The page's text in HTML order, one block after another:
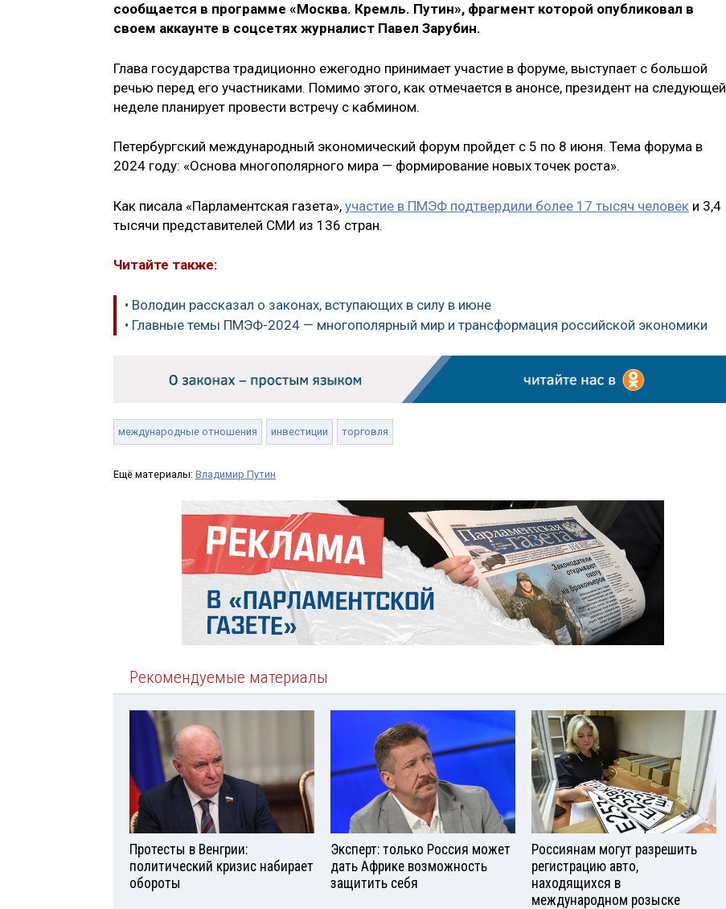
сообщается в программе «Москва. Кремль. Путин», фрагмент которой опубликовал в
своем аккаунте в соцсетях журналист Павел Зарубин.
Глава государства традиционно ежегодно принимает участие в форуме, выступает с большой
речью перед его участниками. Помимо этого, как отмечается в анонсе, президент на следующей
неделе планирует провести встречу с кабмином.
Петербургский международный экономический форум пройдет с 5 по 8 июня. Тема форума в
2024 году: «Основа многополярного мира — формирование новых точек роста».
Как писала «Парламентская газета», участие в ПМЭФ подтвердили более 17 тысяч человек и 3,4
тысячи представителей СМИ из 136 стран.
Читайте также:
• Володин рассказал о законах, вступающих в силу в июне
• Главные темы ПМЭФ-2024 — многополярный мир и трансформация российской экономики
международные отношения инвестиции торговля
Ещё материалы: Владимир Путин
Рекомендуемые материалы
Протесты в Венгрии:
политический кризис набирает
обороты
Эксперт: только Россия может
дать Африке возможность
защитить себя
Россиянам могут разрешить
регистрацию авто,
находящихся в
международном розыске